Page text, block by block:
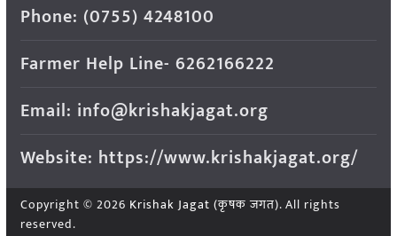
Phone: (0755) 4248100
Farmer Help Line- 6262166222
Email: info@krishakjagat.org
Website: https://www.krishakjagat.org/
Copyright © 2026 Krishak Jagat (कृषक जगत). All rights
reserved.